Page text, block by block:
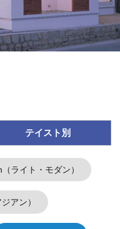
テイスト別
ライト・モダン）
アン）